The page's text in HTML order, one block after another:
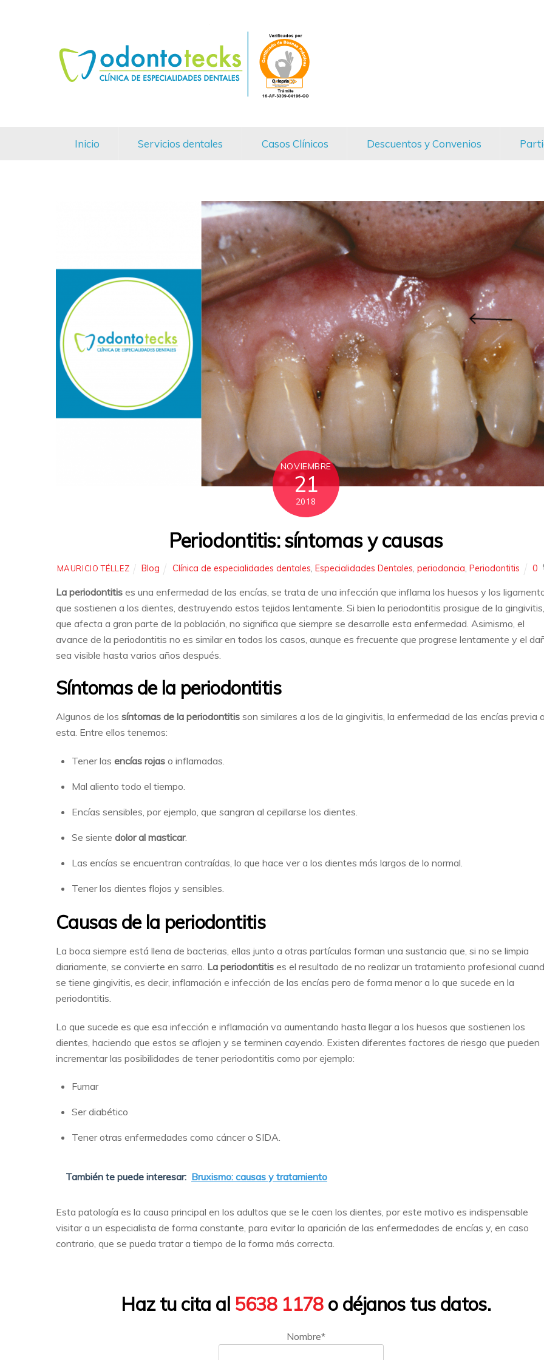
Inicio Servicios dentales Casos Clínicos Descuentos y Convenios
NOVIEMBRE
21
2018
Periodontitis: síntomas y causas
MAURICIO TÉLLEZ Blog Clínica de especialidades dentales, Especialidades Dentales, periodoncia, Periodontitis 0
La periodontitis es una enfermedad de las encías, se trata de una infección que inflama los huesos y los
que sostienen a los dientes, destruyendo estos tejidos lentamente. Si bien la periodontitis prosigue de la gingivitis,
que afecta a gran parte de la población, no significa que siempre se desarrolle esta enfermedad. Asimismo, el
avance de la periodontitis no es similar en todos los casos, aunque es frecuente que progrese lentamente y el
sea visible hasta varios años después.
Síntomas de la periodontitis
Algunos de los síntomas de la periodontitis son similares a los de la gingivitis, la enfermedad de las encías previa
esta. Entre ellos tenemos:
Tener las encías rojaso inflamadas.
Mal aliento todo el tiempo.
Encías sensibles, por ejemplo, que sangran al cepillarse los dientes.
Se siente dolor al masticar.
Las encías se encuentran contraídas, lo que hace ver a los dientes más largos de lo normal.
Tener los dientes flojos y sensibles.
Causas de la periodontitis
La boca siempre está llena de bacterias, ellas junto a otras partículas forman una sustancia que, si no se limpia
diariamente, se convierte en sarro. La periodontitis es el resultado de no realizar un tratamiento profesional
se tiene gingivitis, es decir, inflamación e infección de las encías pero de forma menor a lo que sucede en la
periodontitis.
Lo que sucede es que esa infección e inflamación va aumentando hasta llegar a los huesos que sostienen los
dientes, haciendo que estos se aflojen y se terminen cayendo. Existen diferentes factores de riesgo que pueden
incrementar las posibilidades de tener periodontitis como por ejemplo:
Fumar
Ser diabético
Tener otras enfermedades como cáncer o SIDA.
También te puede interesar: Bruxismo: causas y tratamiento
Esta patología es la causa principal en los adultos que se le caen los dientes, por este motivo es indispensable
visitar a un especialista de forma constante, para evitar la aparición de las enfermedades de encías y, en caso
contrario, que se pueda tratar a tiempo de la forma más correcta.
Haz tu cita al 5638 1178o déjanos tus datos.
Nombre*